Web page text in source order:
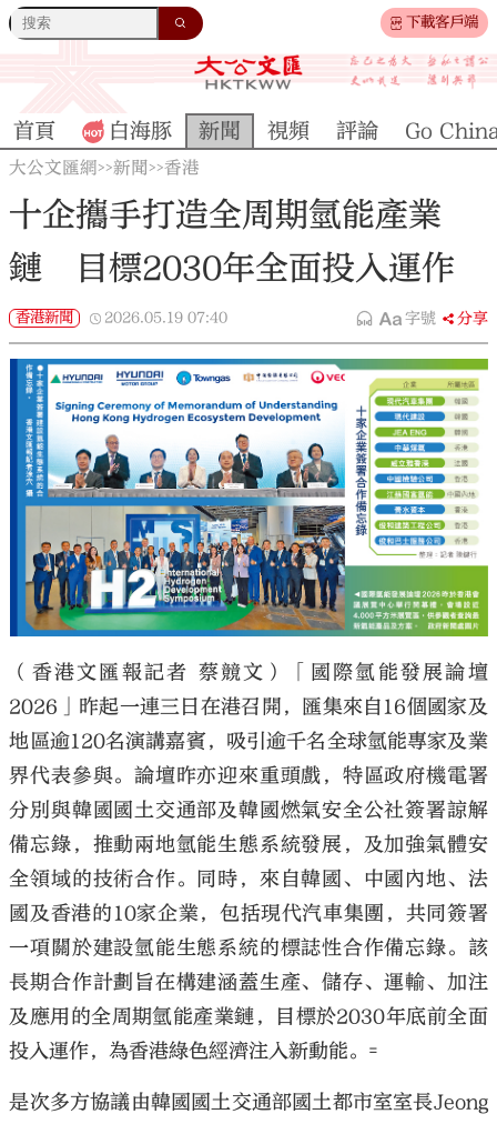
下載客戶端
首頁 白海豚 新聞 視頻 評論 Go
大公文匯網>>新聞>>香港
十企攜手打造全周期氫能產業
鏈 目標2030年全面投入運作
香港新聞 2026.05.19 07:40 字號 分享
（香港文匯報記者 蔡競文）「國際氫能發展論壇
2026」昨起一連三日在港召開，匯集來自16個國家及
地區逾120名演講嘉賓，吸引逾千名全球氫能專家及業
界代表參與。論壇昨亦迎來重頭戲，特區政府機電署
分別與韓國國土交通部及韓國燃氣安全公社簽署諒解
備忘錄，推動兩地氫能生態系統發展，及加強氣體安
全領域的技術合作。同時，來自韓國、中國內地、法
國及香港的10家企業，包括現代汽車集團，共同簽署
一項關於建設氫能生態系統的標誌性合作備忘錄。該
長期合作計劃旨在構建涵蓋生產、儲存、運輸、加注
及應用的全周期氫能產業鏈，目標於2030年底前全面
投入運作，為香港綠色經濟注入新動能。=
是次多方協議由韓國國土交通部國土都市室室長Jeong